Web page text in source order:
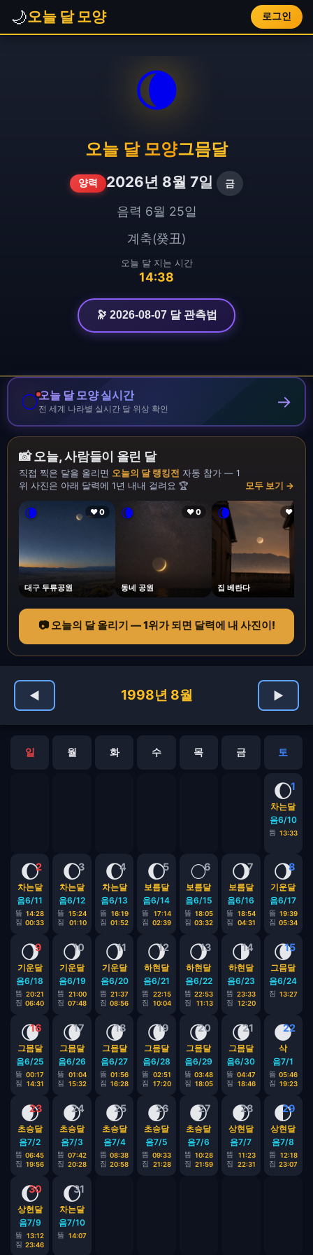
🌙오늘 달 모양 로그인
🌘
오늘 달 모양그믐달
양력 2026년 8월 7일 금
음력 6월 25일
계축(癸丑)
오늘 달 지는 시간
14:38
🔭 2026-08-07 달 관측법
🌕오늘 달 모양 실시간
전 세계 나라별 실시간 달 위상 확인 →
📸 오늘, 사람들이 올린 달
직접 찍은 달을 올리면 오늘의 달 랭킹전 자동 참가 — 1
위 사진은 아래 달력에 1년 내내 걸려요 🏆
모두 보기 →
🌘 ❤ 0
대구 두류공원
🌘 ❤ 0
동네 공원
🌘 ❤ 1
집 베란다
📷 오늘의 달 올리기 — 1위가 되면 달력에 내 사진이!
◀ 1998년 8월 ▶
일 월 화 수 목 금 토
1
🌔
차는달
음6/10
뜸 13:33
2
🌔
차는달
음6/11
뜸 14:28
짐 00:33
3
🌔
차는달
음6/12
뜸
15:24
짐
01:10
4
🌔
차는달
음6/13
뜸
16:19
짐 01:52
5
🌔
보름달
음6/14
뜸
17:14
짐 02:39
6
🌕
보름달
음6/15
뜸 18:05
짐 03:32
7
🌖
보름달
음6/16
뜸
18:54
짐
04:31
8
🌖
기운달
음6/17
뜸 19:39
짐 05:34
9
🌖
기운달
음6/18
뜸 20:21
짐 06:40
10
🌖
기운달
음6/19
뜸
21:00
짐 07:48
11
🌖
기운달
음6/20
뜸 21:37
짐 08:56
12
🌖
하현달
음6/21
뜸
22:15
짐
10:04
13
🌖
하현달
음6/22
뜸 22:53
짐
11:13
14
🌗
하현달
음6/23
뜸 23:33
짐
12:20
15
🌘
그믐달
음6/24
짐 13:27
16
🌘
그믐달
음6/25
뜸 00:17
짐
14:31
17
🌘
그믐달
음6/26
뜸
01:04
짐
15:32
18
🌘
그믐달
음6/27
뜸 01:56
짐 16:28
19
🌘
그믐달
음6/28
뜸
02:51
짐
17:20
20
🌘
그믐달
음6/29
뜸 03:48
짐 18:05
21
🌘
그믐달
음6/30
뜸 04:47
짐
18:46
22
🌑
삭
음7/1
뜸 05:46
짐 19:23
23
🌒
초승달
음7/2
뜸 06:45
짐 19:56
24
🌒
초승달
음7/3
뜸 07:42
짐 20:28
25
🌒
초승달
음7/4
뜸 08:38
짐 20:58
26
🌒
초승달
음7/5
뜸 09:33
짐
21:28
27
🌒
초승달
음7/6
뜸 10:28
짐 21:59
28
🌒
상현달
음7/7
뜸
11:23
짐
22:31
29
🌓
상현달
음7/8
뜸
12:18
짐 23:07
30
🌔
상현달
음7/9
뜸
13:12
짐 23:46
31
🌔
차는달
음7/10
뜸 14:07